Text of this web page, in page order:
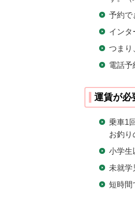
予約で
インタ
つまり
電話予
運賃が必
乗車1
お釣り
小学生
未就学
短時間